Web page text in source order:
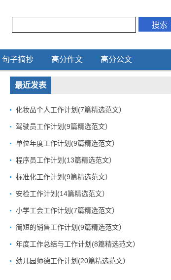
句子摘抄 高分作文 高分公文
最近发表
化妆品个人工作计划(7篇精选范文）
驾驶员工作计划(9篇精选范文）
单位年度工作计划(9篇精选范文）
程序员工作计划(13篇精选范文）
标准化工作计划(9篇精选范文）
安检工作计划(14篇精选范文）
小学工会工作计划(7篇精选范文）
简短的销售工作计划(9篇精选范文）
年度工作总结与工作计划(8篇精选范文）
幼儿园师德工作计划(20篇精选范文）